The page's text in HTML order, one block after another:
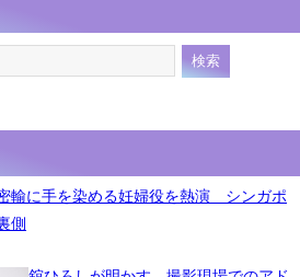
輸に手を染める妊婦役を熱演 シンガポ
側